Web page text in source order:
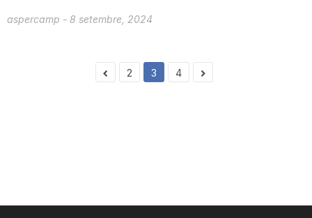
aspercamp - 8 setembre, 2024
2 3 4